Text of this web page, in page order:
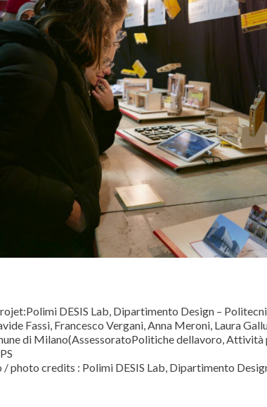
DESIS Lab, Dipartimento Design –
Fassi, Francesco Vergani, Anna Meroni, Laura
di Milano(AssessoratoPolitiche dellavoro, Attività
photo credits : Polimi DESIS Lab, Dipartimento